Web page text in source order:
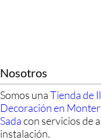
Nosotros
Somos unaTienda de
Decoración en
Sadacon servicios de
instalación.